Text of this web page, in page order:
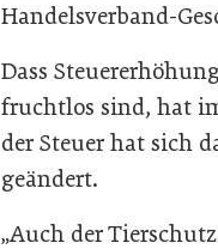
Handelsverband-
Dass
fruchtlos sind, hat
der Steuer hat sich
geändert.
„Auch der